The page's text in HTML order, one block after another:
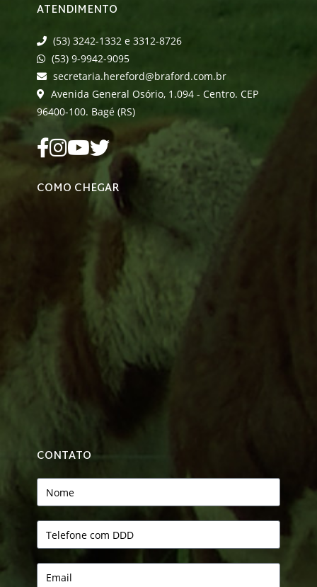
ATENDIMENTO
(53) 3242-1332 e 3312-8726
(53) 9-9942-9095
secretaria.hereford@braford.com.br
Avenida General Osório, 1.094 - Centro. CEP
96400-100. Bagé (RS)
COMO CHEGAR
CONTATO